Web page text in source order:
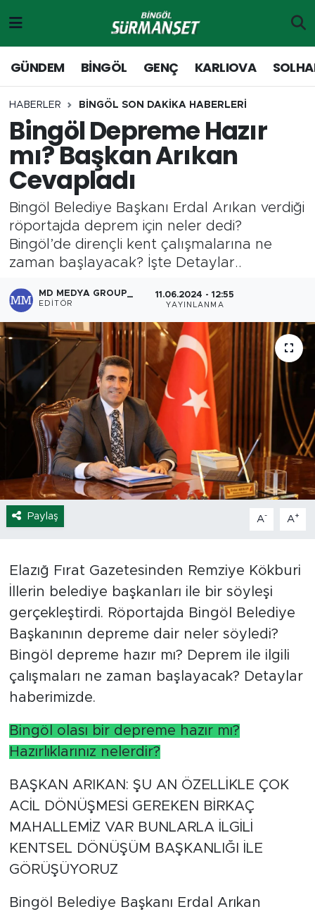
GÜNDEM BİNGÖL GENÇ KARLIOVA
HABERLER BİNGÖL SON DAKİKA HABERLERİ
Bingöl Depreme Hazır
mı? Başkan Arıkan
Cevapladı
Bingöl Belediye Başkanı Erdal Arıkan verdiği
röportajda deprem için neler dedi?
Bingöl’de dirençli kent çalışmalarına ne
zaman başlayacak? İşte Detaylar..
MD MEDYA GROUP_
EDITÖR
11.06.2024 - 12:55
YAYINLANMA
Paylaş A- A+
Elazığ Fırat Gazetesinden Remziye Kökburi
İllerin belediye başkanları ile bir söyleşi
gerçekleştirdi. Röportajda Bingöl Belediye
Başkanının depreme dair neler söyledi?
Bingöl depreme hazır mı? Deprem ile ilgili
çalışmaları ne zaman başlayacak? Detaylar
haberimizde.
Bingöl olası bir depreme hazır mı?
Hazırlıklarınız nelerdir?
BAŞKAN ARIKAN: ŞU AN ÖZELLİKLE ÇOK
ACİL DÖNÜŞMESİ GEREKEN BİRKAÇ
MAHALLEMİZ VAR BUNLARLA İLGİLİ
KENTSEL DÖNÜŞÜM BAŞKANLIĞI İLE
GÖRÜŞÜYORUZ
Bingöl Belediye Başkanı Erdal Arıkan
Genç
Solhan
Karlıova
Adaklı-Kiğı
Yayladere-Yedisu
MD Prestij Dergisi
Siyaset
Spor
Yaşam
Sağlık
Eğitim
Ekonomi
Hava Durumu
Bingöl Kaza Haberleri
Merkez Hava Durumu
Merkez Trafik Yoğunluk Haritası
Süper Lig Puan Durumu ve Fikstür
Tüm Manşetler
Son Dakika Haberleri
Haber Arşivi